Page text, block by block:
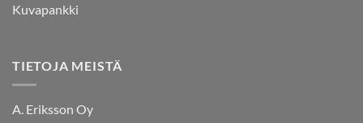
Kuvapankki
TIETOJA MEISTÄ
A. Eriksson Oy